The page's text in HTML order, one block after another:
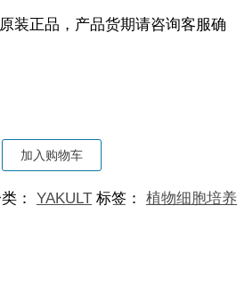
装正品，产品货期请咨询客服确
加入购物车
： YAKULT 标签： 植物细胞培养